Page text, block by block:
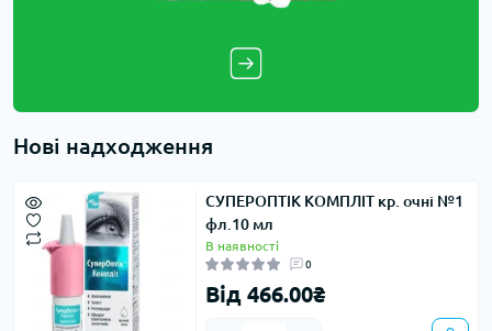
Нові надходження
СУПЕРОПТІК КОМПЛІТ кр. очні №1
фл.10 мл
В наявності
0
Від 466.00₴